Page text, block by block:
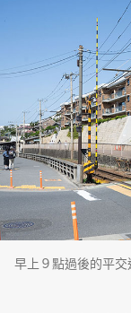
早上９點過後的平交